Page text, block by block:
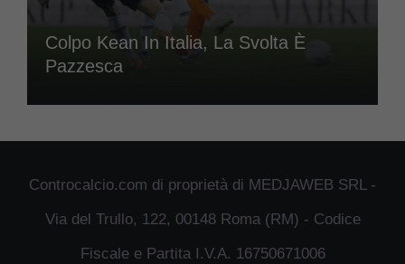
Colpo Kean In Italia, La Svolta È
Pazzesca
Controcalcio.com di proprietà di MEDJAWEB SRL -
Via del Trullo, 122, 00148 Roma (RM) - Codice
Fiscale e Partita I.V.A. 16750671006